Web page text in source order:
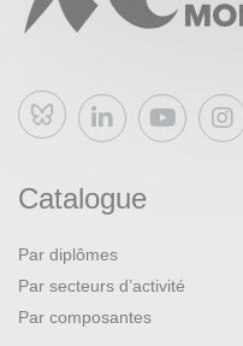
Bluesky
Catalogue
Par diplômes
Par secteurs d’activité
Par composantes